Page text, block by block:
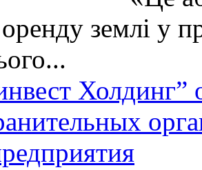
землі у
Холдинг”